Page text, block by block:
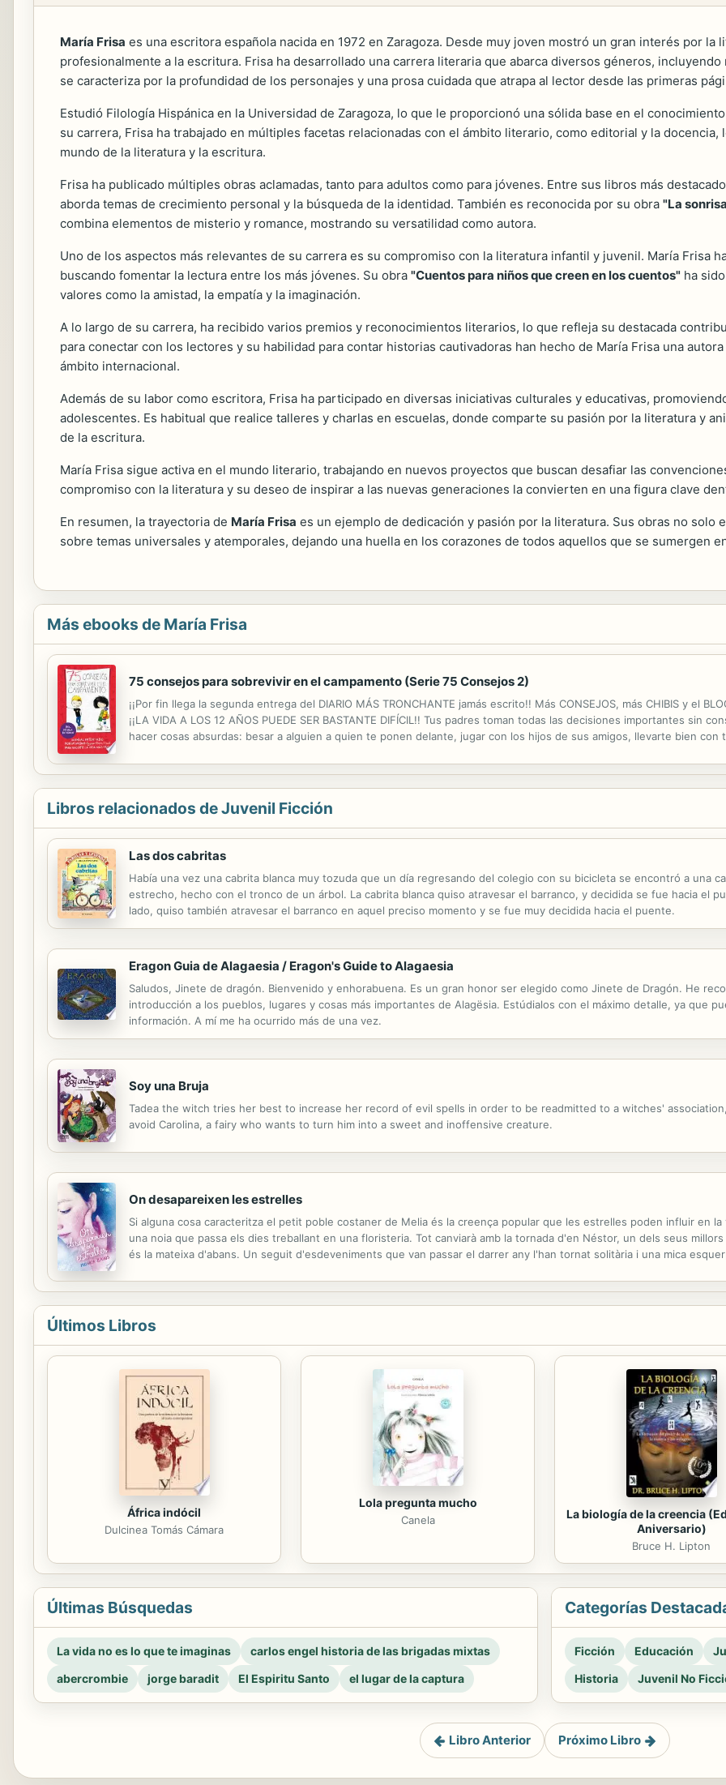
María Frisa es una escritora española nacida en 1972 en Zaragoza. Desde muy joven mostró un gran interés por la
profesionalmente a la escritura. Frisa ha desarrollado una carrera literaria que abarca diversos géneros,
se caracteriza por la profundidad de los personajes y una prosa cuidada que atrapa al lector desde las primeras
Estudió Filología Hispánica en la Universidad de Zaragoza, lo que le proporcionó una sólida base en el
su carrera, Frisa ha trabajado en múltiples facetas relacionadas con el ámbito literario, como editorial y la
mundo de la literatura y la escritura.
Frisa ha publicado múltiples obras aclamadas, tanto para adultos como para jóvenes. Entre sus libros más
aborda temas de crecimiento personal y la búsqueda de la identidad. También es reconocida por su obra "La
combina elementos de misterio y romance, mostrando su versatilidad como autora.
Uno de los aspectos más relevantes de su carrera es su compromiso con la literatura infantil y juvenil. María Frisa
buscando fomentar la lectura entre los más jóvenes. Su obra "Cuentos para niños que creen en los cuentos" ha
valores como la amistad, la empatía y la imaginación.
A lo largo de su carrera, ha recibido varios premios y reconocimientos literarios, lo que refleja su destacada
para conectar con los lectores y su habilidad para contar historias cautivadoras han hecho de María Frisa una
ámbito internacional.
Además de su labor como escritora, Frisa ha participado en diversas iniciativas culturales y educativas,
adolescentes. Es habitual que realice talleres y charlas en escuelas, donde comparte su pasión por la literatura y
de la escritura.
María Frisa sigue activa en el mundo literario, trabajando en nuevos proyectos que buscan desafiar las
compromiso con la literatura y su deseo de inspirar a las nuevas generaciones la convierten en una figura clave
En resumen, la trayectoria de María Frisa es un ejemplo de dedicación y pasión por la literatura. Sus obras no
sobre temas universales y atemporales, dejando una huella en los corazones de todos aquellos que se sumergen
Más ebooks de María Frisa
75 consejos para sobrevivir en el campamento (Serie 75 Consejos 2)
¡¡Por fin llega la segunda entrega del DIARIO MÁS TRONCHANTE jamás escrito!! Más CONSEJOS, más CHIBIS y el
¡¡LA VIDA A LOS 12 AÑOS PUEDE SER BASTANTE DIFÍCIL!! Tus padres toman todas las decisiones importantes sin
hacer cosas absurdas: besar a alguien a quien te ponen delante, jugar con los hijos de sus amigos, llevarte bien
Libros relacionados de Juvenil Ficción
Las dos cabritas
Había una vez una cabrita blanca muy tozuda que un día regresando del colegio con su bicicleta se encontró a una
estrecho, hecho con el tronco de un árbol. La cabrita blanca quiso atravesar el barranco, y decidida se fue hacia el
lado, quiso también atravesar el barranco en aquel preciso momento y se fue muy decidida hacia el puente.
Eragon Guia de Alagaesia / Eragon's Guide to Alagaesia
Saludos, Jinete de dragón. Bienvenido y enhorabuena. Es un gran honor ser elegido como Jinete de Dragón. He
introducción a los pueblos, lugares y cosas más importantes de Alagësia. Estúdialos con el máximo detalle, ya que
información. A mí me ha ocurrido más de una vez.
Soy una Bruja
Tadea the witch tries her best to increase her record of evil spells in order to be readmitted to a witches'
avoid Carolina, a fairy who wants to turn him into a sweet and inoffensive creature.
On desapareixen les estrelles
Si alguna cosa caracteritza el petit poble costaner de Melia és la creença popular que les estrelles poden influir en la
una noia que passa els dies treballant en una floristeria. Tot canviarà amb la tornada d'en Néstor, un dels seus millors
és la mateixa d'abans. Un seguit d'esdeveniments que van passar el darrer any l'han tornat solitària i una mica
Últimos Libros
África indócil
Dulcinea Tomás Cámara
Lola pregunta mucho
Canela
La biología de la creencia
Aniversario)
Bruce H. Lipton
Últimas Búsquedas
La vida no es lo que te imaginas
carlos engel historia de las brigadas mixtas
abercrombie
jorge baradit El Espiritu Santo el lugar de la captura
Categorías
Ficción Educación
Historia
Juvenil No
Libro Anterior Próximo Libro